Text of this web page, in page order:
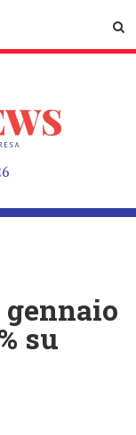
su